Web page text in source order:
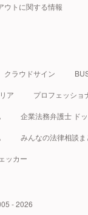
ウトに関する情報
クラウドサイン
ア プロフェッショ
企業法務弁護士 ド
みんなの法律相談
ッカー
- 2026